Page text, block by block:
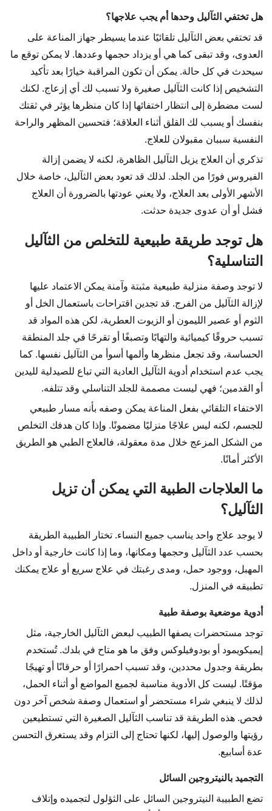
هل تختفي الثآليل وحدها أم يجب علاجها؟
قد تختفي بعض الثآليل تلقائيًا عندما يسيطر جهاز المناعة على
العدوى، وقد تبقى كما هي أو يزداد حجمها وعددها. لا يمكن توقع ما
سيحدث في كل حالة. يمكن أن تكون المراقبة خيارًا بعد تأكيد
التشخيص إذا كانت الثآليل صغيرة ولا تسبب لك أي إزعاج. لكنك
لست مضطرة إلى انتظار اختفائها إذا كان منظرها يؤثر في ثقتك
بنفسك أو يسبب لك القلق أثناء العلاقة؛ فتحسين المظهر والراحة
النفسية سببان مقبولان للعلاج.
تذكري أن العلاج يزيل الثآليل الظاهرة، لكنه لا يضمن إزالة
الفيروس فورًا من الجلد. لذلك قد تعود بعض الثآليل، خاصة خلال
الأشهر الأولى بعد العلاج، ولا يعني عودتها بالضرورة أن العلاج
فشل أو أن عدوى جديدة حدثت.
هل توجد طريقة طبيعية للتخلص من الثآليل
التناسلية؟
لا توجد وصفة منزلية طبيعية مثبتة وآمنة يمكن الاعتماد عليها
لإزالة الثآليل من الفرج. قد تجدين اقتراحات باستعمال الخل أو
الثوم أو عصير الليمون أو الزيوت العطرية، لكن هذه المواد قد
تسبب حروقًا كيميائية والتهابًا وتصبغًا أو تقرحًا في جلد المنطقة
الحساسة، وقد تجعل منظرها وألمها أسوأ من الثآليل نفسها. كما
يجب عدم استخدام أدوية الثآليل العادية التي تباع للصيدلية لليدين
أو القدمين؛ فهي ليست مصممة للجلد التناسلي وقد تتلفه.
الاختفاء التلقائي بفعل المناعة يمكن وصفه بأنه مسار طبيعي
للجسم، لكنه ليس علاجًا منزليًا مضمونًا. وإذا كان هدفك التخلص
من الشكل المزعج خلال مدة معقولة، فالعلاج الطبي هو الطريق
الأكثر أمانًا.
ما العلاجات الطبية التي يمكن أن تزيل
الثآليل؟
لا يوجد علاج واحد يناسب جميع النساء. تختار الطبيبة الطريقة
بحسب عدد الثآليل وحجمها ومكانها، وما إذا كانت خارجية أو داخل
المهبل، ووجود حمل، ومدى رغبتك في علاج سريع أو علاج يمكنك
تطبيقه في المنزل.
أدوية موضعية بوصفة طبية
توجد مستحضرات يصفها الطبيب لبعض الثآليل الخارجية، مثل
إيميكويمود أو بودوفيلوكس وفق ما هو متاح في بلدك. تُستخدم
بطريقة وجدول محددين، وقد تسبب احمرارًا أو حرقانًا أو تهيجًا
مؤقتًا. ليست كل الأدوية مناسبة لجميع المواضع أو أثناء الحمل،
لذلك لا ينبغي شراء مستحضر أو استعمال وصفة شخص آخر دون
فحص. هذه الطريقة قد تناسب الثآليل الصغيرة التي تستطيعين
رؤيتها والوصول إليها، لكنها تحتاج إلى التزام وقد يستغرق التحسن
عدة أسابيع.
التجميد بالنيتروجين السائل
تضع الطبيبة النيتروجين السائل على الثؤلول لتجميده وإتلاف